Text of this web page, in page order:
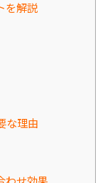
を解説
な理由